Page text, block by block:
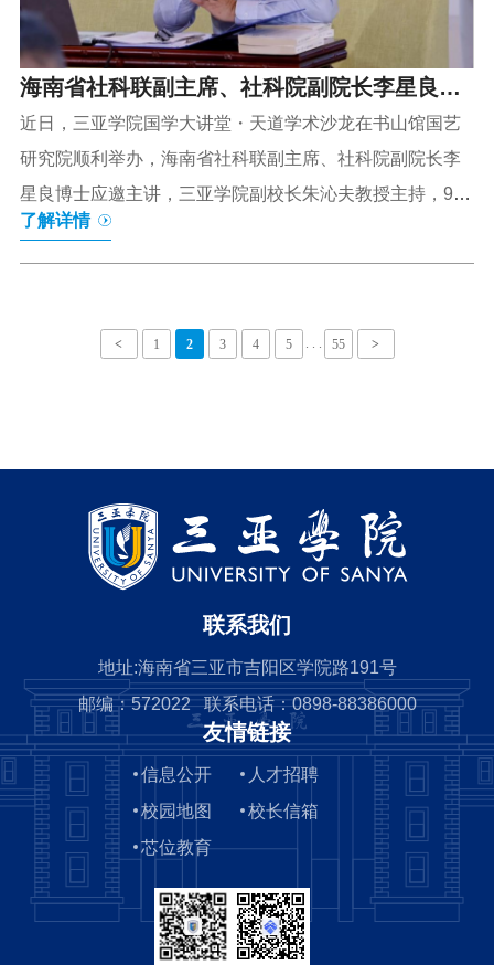
二）15:00-16:30【地点】书新3号楼东405【主办】商...
海南省社科联副主席、社科院副院长李星良博
士主讲三亚学院国学大讲堂
近日，三亚学院国学大讲堂・天道学术沙龙在书山馆国艺
研究院顺利举办，海南省社科联副主席、社科院副院长李
星良博士应邀主讲，三亚学院副校长朱沁夫教授主持，90
余名师生代表参与学习。李星良博士以“中华天道与全人类
共同价值”为主题，解读中华文化南海传播的理论与实践路
立不同文化间的“文化护栏”，海南学者率先提出南海文明的
文积淀，彰显万物平等、生生不息...
了解详情
< 1 2 3 4 5 . . . 55 >
联系我们
地址:海南省三亚市吉阳区学院路191号
邮编：572022 联系电话：0898-88386000
友情链接
信息公开
人才招聘
校园地图
校长信箱
芯位教育